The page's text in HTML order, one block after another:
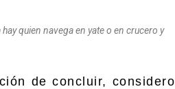
quien navega en yate o en crucero y
de concluir, considero